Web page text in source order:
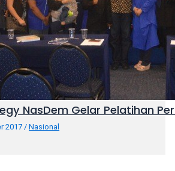
NasDem Gelar Pelatihan
2017 /Nasional